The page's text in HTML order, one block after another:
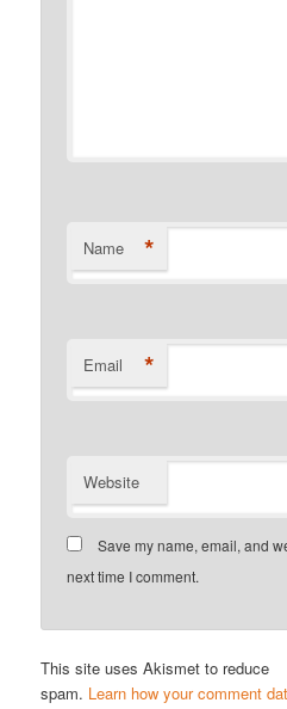
Name *
Email *
Website
Save my name, email, and
next time I comment.
This site uses Akismet to reduce
spam. Learn how your comment